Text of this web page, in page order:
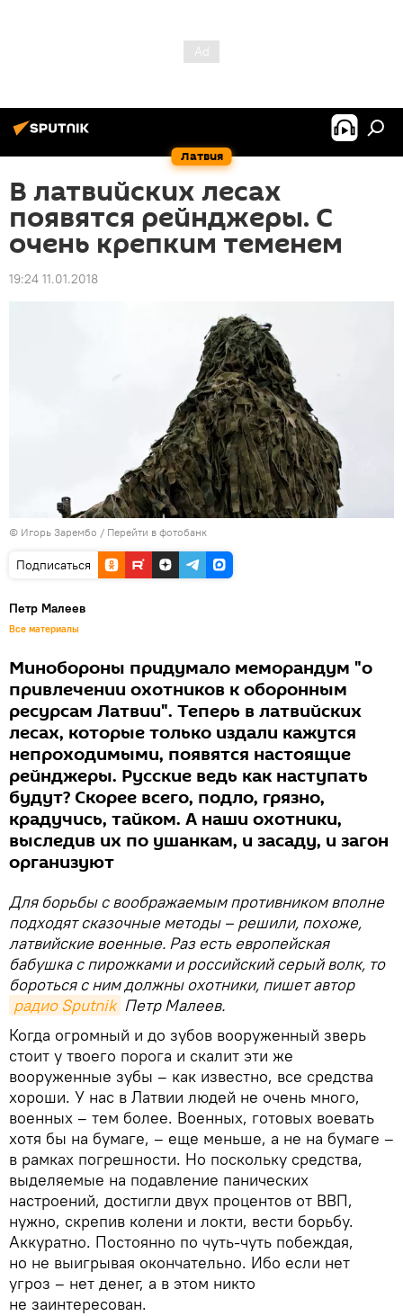
Латвия
В латвийских лесах
появятся рейнджеры. С
очень крепким теменем
19:24 11.01.2018
© Игорь Зарембо / Перейти в фотобанк
Подписаться
Петр Малеев
Все материалы
Минобороны придумало меморандум "о
привлечении охотников к оборонным
ресурсам Латвии". Теперь в латвийских
лесах, которые только издали кажутся
непроходимыми, появятся настоящие
рейнджеры. Русские ведь как наступать
будут? Скорее всего, подло, грязно,
крадучись, тайком. А наши охотники,
выследив их по ушанкам, и засаду, и загон
организуют
Для борьбы с воображаемым противником вполне
подходят сказочные методы – решили, похоже,
латвийские военные. Раз есть европейская
бабушка с пирожками и российский серый волк, то
бороться с ним должны охотники, пишет автор
радио Sputnik Петр Малеев.
Когда огромный и до зубов вооруженный зверь
стоит у твоего порога и скалит эти же
вооруженные зубы – как известно, все средства
хороши. У нас в Латвии людей не очень много,
военных – тем более. Военных, готовых воевать
хотя бы на бумаге, – еще меньше, а не на бумаге –
в рамках погрешности. Но поскольку средства,
выделяемые на подавление панических
настроений, достигли двух процентов от ВВП,
нужно, скрепив колени и локти, вести борьбу.
Аккуратно. Постоянно по чуть-чуть побеждая,
но не выигрывая окончательно. Ибо если нет
угроз – нет денег, а в этом никто
не заинтересован.